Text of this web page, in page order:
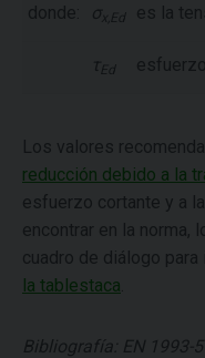
donde: σ x,Ed es la
τ Ed
Los valores
reducción debido a la
esfuerzo cortante y a
encontrar en la norma,
cuadro de diálogo para
la tablestaca
Bibliografía: EN 1993-5